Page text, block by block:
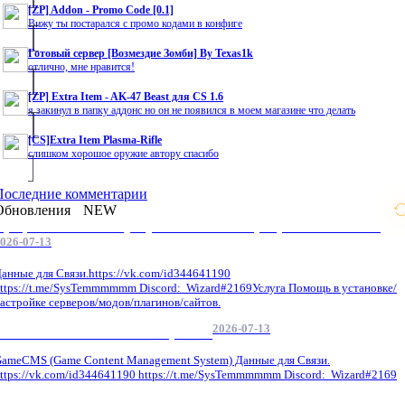
[ZP] Addon - Promo Code [0.1]
Вижу ты постарался с промо кодами в конфиге
Готовый сервер [Возмездие Зомби] By Texas1k
отлично, мне нравится!
[ZP] Extra Item - AK-47 Beast для CS 1.6
я закинул в папку аддонс но он не появился в моем магазине что делать
[CS]Extra Item Plasma-Rifle
слишком хорошое оружие автору спасибо
комментарии
NEW
07-13
для Связи.https://vk.com/id344641190
t.me/SysTemmmmmm Discord: Wizard#2169Услуга Помощь в установке/
серверов/модов/плагинов/сайтов.
2026-07-13
(Game Content Management System) Данные для Связи.
vk.com/id344641190 https://t.me/SysTemmmmmm Discord: Wizard#2169